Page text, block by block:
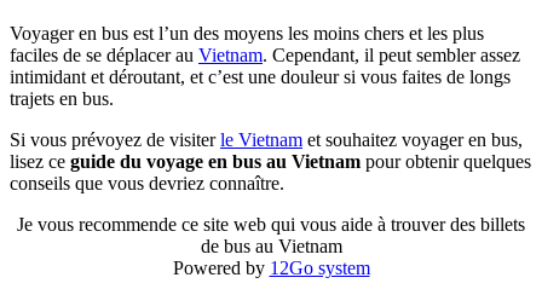
Voyager en bus est l’un des moyens les moins chers et les plus
faciles de se déplacer au Vietnam. Cependant, il peut sembler assez
intimidant et déroutant, et c’est une douleur si vous faites de longs
trajets en bus.
Si vous prévoyez de visiterle Vietnam et souhaitez voyager en bus,
lisez ce guide du voyage en bus au Vietnam pour obtenir quelques
conseils que vous devriez connaître.
Je vous recommende ce site web qui vous aide à trouver des billets
de bus au Vietnam
Powered by 12Go system